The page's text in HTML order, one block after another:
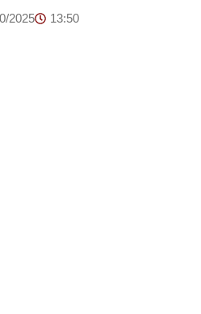
2025 13:50